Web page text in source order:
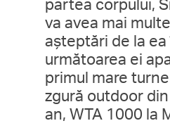
va avea mai multe
așteptări de la ea
următoarea ei
primul mare
zgură outdoor
an, WTA 1000 la